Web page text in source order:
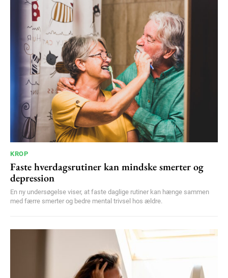
Nullam eu erat condimentum
Donec quis est ac felis
Orci varius natoque dolor
YEARLY PRICING MONTHLY PRICING
KROP
Faste hverdagsrutiner kan mindske smerter og
depression
En ny undersøgelse viser, at faste daglige rutiner kan hænge sammen
med færre smerter og bedre mental trivsel hos ældre.